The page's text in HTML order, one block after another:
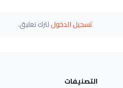
تسجيل الدخوللترك تعليق.
التصنيفات